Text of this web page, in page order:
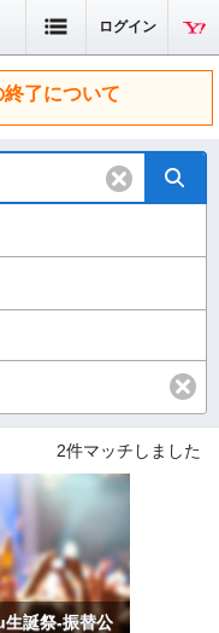
ログイン
了について
2件マッチしました
誕祭-振替公